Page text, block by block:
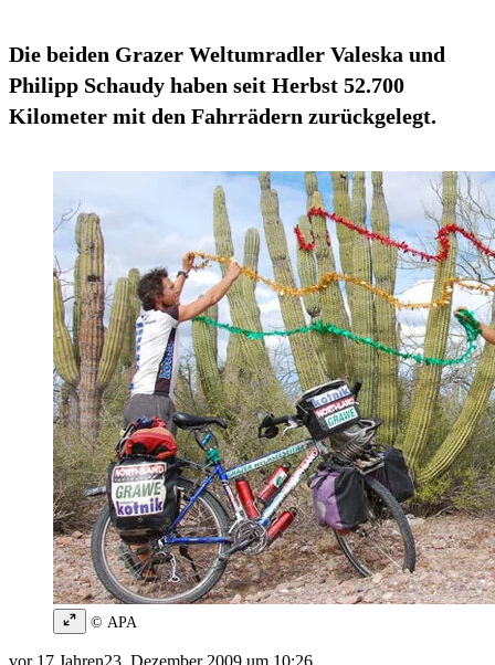
Die beiden Grazer Weltumradler Valeska und
Philipp Schaudy haben seit Herbst 52.700
Kilometer mit den Fahrrädern zurückgelegt.
© APA
vor 17 Jahren23. Dezember 2009 um 10:26